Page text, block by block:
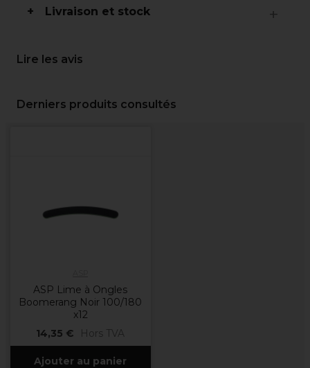
Livraison et stock
Lire les avis
Derniers produits consultés
ASP Lime à Ongles
Boomerang Noir 100/180
x12
14,35 €
Hors TVA
Ajouter au panier